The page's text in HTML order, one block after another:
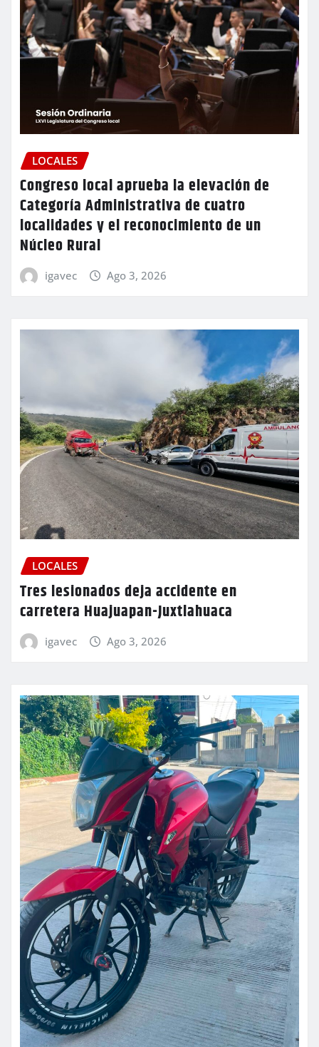
LOCALES
Congreso local aprueba la elevación de
Categoría Administrativa de cuatro
localidades y el reconocimiento de un
Núcleo Rural
igavec Ago 3, 2026
LOCALES
Tres lesionados deja accidente en
carretera Huajuapan-Juxtlahuaca
igavec Ago 3, 2026